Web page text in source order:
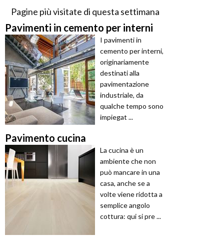
Pagine più visitate di questa settimana
Pavimenti in cemento per interni
I pavimenti in
cemento per interni,
originariamente
destinati alla
pavimentazione
industriale, da
qualche tempo sono
impiegat ...
Pavimento cucina
La cucina è un
ambiente che non
può mancare in una
casa, anche se a
volte viene ridotta a
semplice angolo
cottura: qui si pre ...